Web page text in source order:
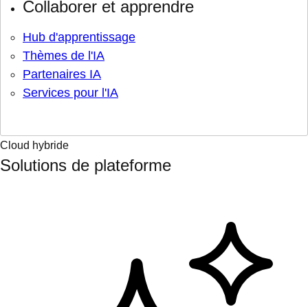
Collaborer et apprendre
Hub d'apprentissage
Thèmes de l'IA
Partenaires IA
Services pour l'IA
Cloud hybride
Solutions de plateforme